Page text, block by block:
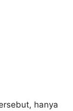
hanya